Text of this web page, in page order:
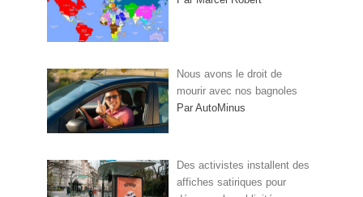
Nous avons le droit de
mourir avec nos bagnoles
Par AutoMinus
Des activistes installent des
affiches satiriques pour